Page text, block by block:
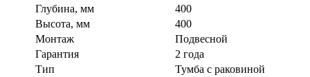
Глубина, мм
400
Высота, мм
400
Монтаж
Подвесной
Гарантия
2 года
Тип
Тумба с раковиной